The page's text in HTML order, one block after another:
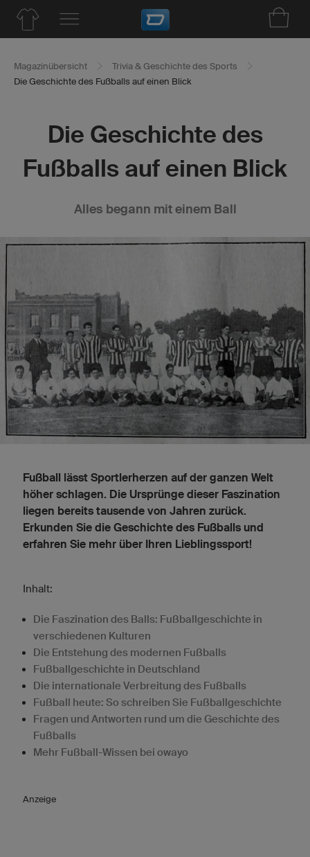
Magazinübersicht
Trivia & Geschichte des Sports
Die Geschichte des Fußballs auf einen Blick
Die Geschichte des
Fußballs auf einen Blick
Alles begann mit einem Ball
Fußball lässt Sportlerherzen auf der ganzen Welt
höher schlagen. Die Ursprünge dieser Faszination
liegen bereits tausende von Jahren zurück.
Erkunden Sie die Geschichte des Fußballs und
erfahren Sie mehr über Ihren Lieblingssport!
Inhalt:
Die Faszination des Balls: Fußballgeschichte in
verschiedenen Kulturen
Die Entstehung des modernen Fußballs
Fußballgeschichte in Deutschland
Die internationale Verbreitung des Fußballs
Fußball heute: So schreiben Sie Fußballgeschichte
Fragen und Antworten rund um die Geschichte des
Fußballs
Mehr Fußball-Wissen bei owayo
Anzeige